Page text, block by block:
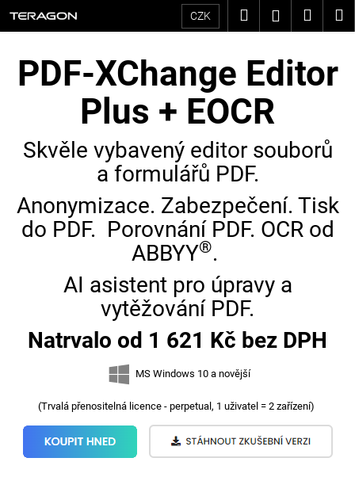
Přejít
CZK HledatPřihlášení
PDF-XChange Editor
Plus + EOCR
Skvěle vybavený editor souborů
a formulářů PDF.
Anonymizace. Zabezpečení. Tisk
do PDF. Porovnání PDF. OCR od
ABBYY®.
AI asistent pro úpravy a
vytěžování PDF.
Natrvalo od 1 621 Kč bez DPH
MS Windows 10 a novější
(Trvalá přenositelná licence - perpetual, 1 uživatel = 2 zařízení)
K
o
C
p
o
t
ř
e
n